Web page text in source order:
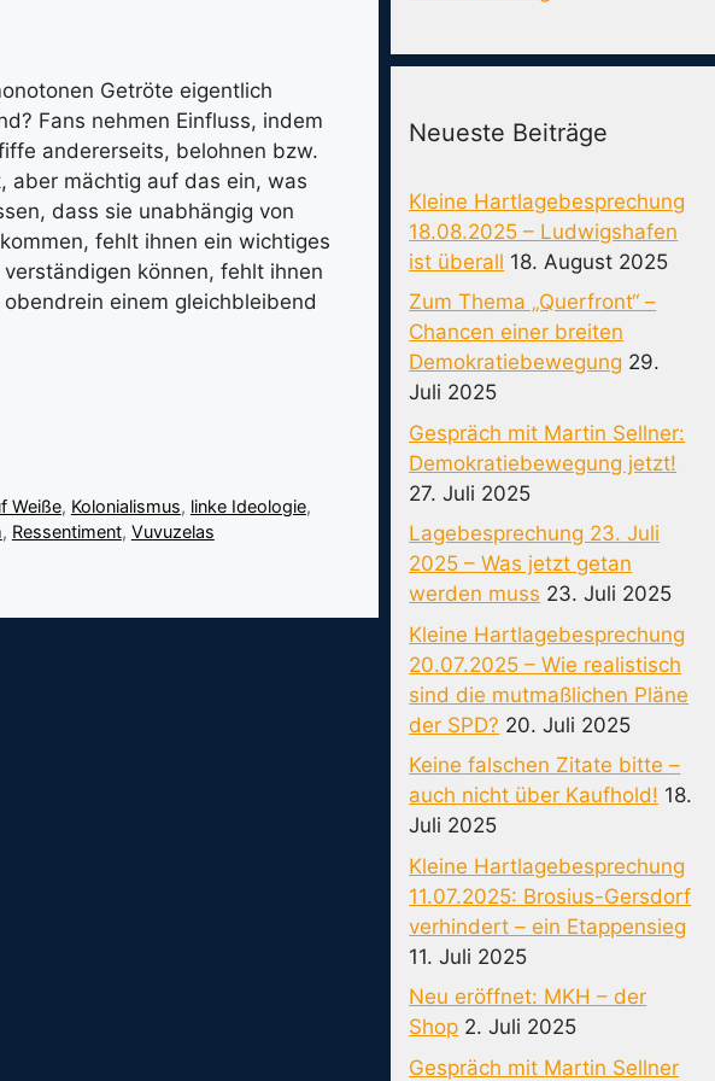
Getröte eigentlich
Fans nehmen Einfluss, indem
andererseits, belohnen bzw.
aber mächtig auf das ein, was
dass sie unabhängig von
fehlt ihnen ein wichtiges
können, fehlt ihnen
einem gleichbleibend
Weiße, Kolonialismus, linke Ideologie,
, Ressentiment, Vuvuzelas
Neueste Beiträge
Kleine Hartlagebesprechung
18.08.2025 – Ludwigshafen
ist überall 18. August 2025
Zum Thema „Querfront“ –
Chancen einer breiten
Demokratiebewegung 29.
Juli 2025
Gespräch mit Martin Sellner:
Demokratiebewegung jetzt!
27. Juli 2025
Lagebesprechung 23. Juli
2025 – Was jetzt getan
werden muss 23. Juli 2025
Kleine Hartlagebesprechung
20.07.2025 – Wie realistisch
sind die mutmaßlichen Pläne
der SPD? 20. Juli 2025
Keine falschen Zitate bitte –
auch nicht über Kaufhold! 18.
Juli 2025
Kleine Hartlagebesprechung
11.07.2025: Brosius-Gersdorf
verhindert – ein Etappensieg
11. Juli 2025
Neu eröffnet: MKH – der
Shop 2. Juli 2025
Gespräch mit Martin Sellner